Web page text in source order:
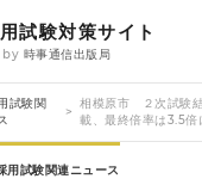
試験対策サイト
by 時事通信出版局
試験関
相模原市 ２次試験
載、最終倍率は3.5倍
用試験関連ニュース